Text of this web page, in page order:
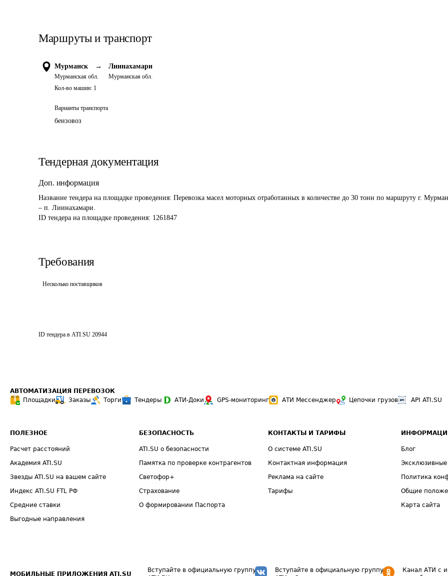
Маршруты и транспорт
Мурманск →
Мурманская обл.
Лиинахамари
Мурманская обл.
Кол-во машин: 1
Варианты транспорта
бензовоз
Тендерная документация
Доп. информация
Название тендера на площадке проведения: Перевозка масел моторных отработанных в количестве до 30 тонн по маршруту г.
– п. Лиинахамари.
ID тендера на площадке проведения: 1261847
Требования
Несколько поставщиков
ID тендера в ATI.SU 20944
АВТОМАТИЗАЦИЯ ПЕРЕВОЗОК
Площадки
Заказы Торги Тендеры АТИ-Доки GPS-мониторинг АТИ Мессенджер Цепочки грузов API ATI.SU
ПОЛЕЗНОЕ
Расчет расстояний
Академия ATI.SU
Звезды ATI.SU на вашем сайте
Индекс ATI.SU FTL РФ
Средние ставки
Выгодные направления
БЕЗОПАСНОСТЬ
ATI.SU о безопасности
Памятка по проверке контрагентов
Светофор+
Страхование
О формировании Паспорта
КОНТАКТЫ И ТАРИФЫ
О системе ATI.SU
Контактная информация
Реклама на сайте
Тарифы
Блог
Политика
Общие
Карта сайта
МОБИЛЬНЫЕ ПРИЛОЖЕНИЯ ATI.SU
Вступайте в официальную группу
Вступайте в официальную группу
Канал АТИ с